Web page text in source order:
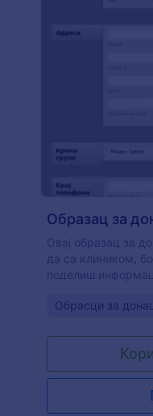
Образац за
Овај образац за
да са клиником,
поделиш
донирање крви.
групу клиници.
тако да и
сигурном. Као што
Jotform
прилагодив. Додај
Go to Category:
Обрасци за